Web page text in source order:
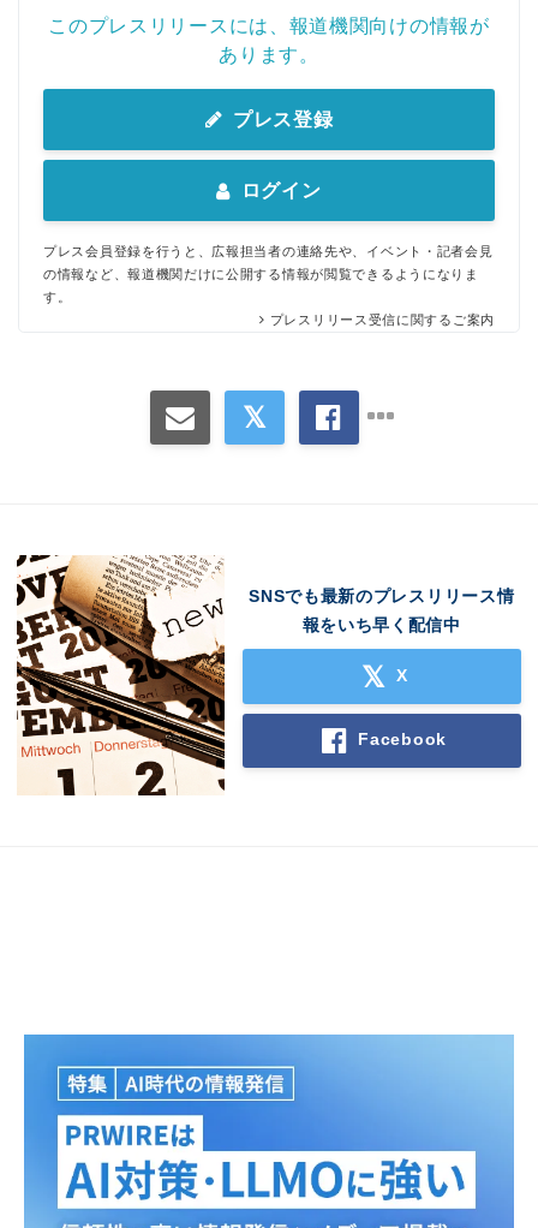
このプレスリリースには、報道機関向けの情報が
あります。
プレス登録
ログイン
プレス会員登録を行うと、広報担当者の連絡先や、イベント・記者会見
の情報など、報道機関だけに公開する情報が閲覧できるようになりま
す。
プレスリリース受信に関するご案内
SNSでも最新のプレスリリース情
報をいち早く配信中
X
Facebook